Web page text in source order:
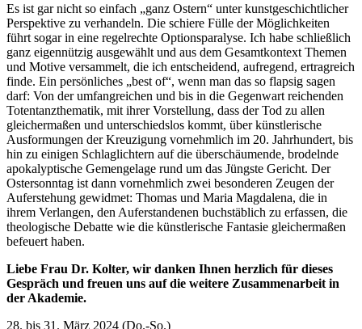
Es ist gar nicht so einfach „ganz Ostern“ unter kunstgeschichtlicher
Perspektive zu verhandeln. Die schiere Fülle der Möglichkeiten
führt sogar in eine regelrechte Optionsparalyse. Ich habe schließlich
ganz eigennützig ausgewählt und aus dem Gesamtkontext Themen
und Motive versammelt, die ich entscheidend, aufregend, ertragreich
finde. Ein persönliches „best of“, wenn man das so flapsig sagen
darf: Von der umfangreichen und bis in die Gegenwart reichenden
Totentanzthematik, mit ihrer Vorstellung, dass der Tod zu allen
gleichermaßen und unterschiedslos kommt, über künstlerische
Ausformungen der Kreuzigung vornehmlich im 20. Jahrhundert, bis
hin zu einigen Schlaglichtern auf die überschäumende, brodelnde
apokalyptische Gemengelage rund um das Jüngste Gericht. Der
Ostersonntag ist dann vornehmlich zwei besonderen Zeugen der
Auferstehung gewidmet: Thomas und Maria Magdalena, die in
ihrem Verlangen, den Auferstandenen buchstäblich zu erfassen, die
theologische Debatte wie die künstlerische Fantasie gleichermaßen
befeuert haben.
Liebe Frau Dr. Kolter, wir danken Ihnen herzlich für dieses
Gespräch und freuen uns auf die weitere Zusammenarbeit in
der Akademie.
28. bis 31. März 2024 (Do.-So.)